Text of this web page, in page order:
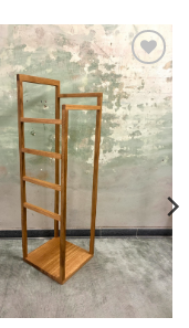
Add to
wishlist